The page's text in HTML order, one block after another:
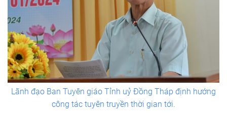
Lãnh đạo Ban Tuyên giáo Tỉnh uỷ Đồng Tháp định hướng
công tác tuyên truyền thời gian tới.